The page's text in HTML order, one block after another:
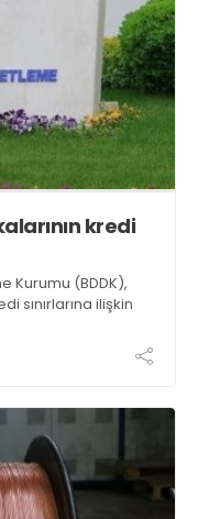
kredi
Kurumu (BDDK),
sınırlarına ilişkin